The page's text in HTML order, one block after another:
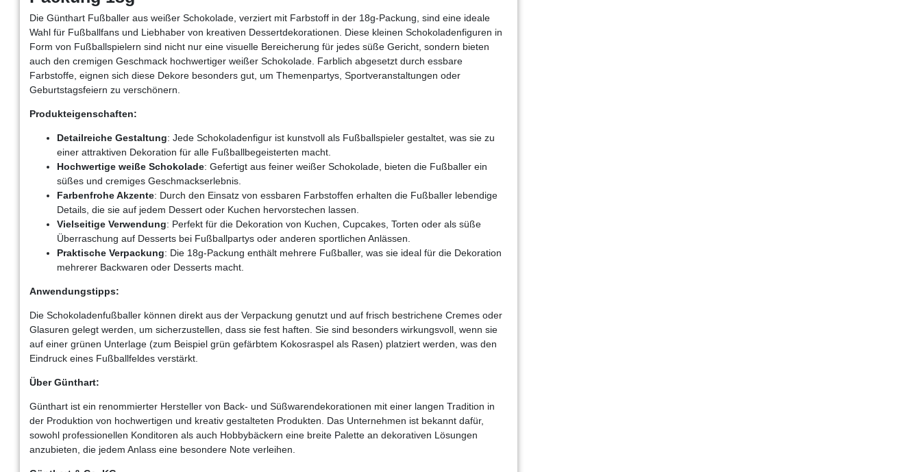
Die Günthart Fußballer aus weißer Schokolade, verziert mit Farbstoff in der 18g-Packung, sind eine ideale
Wahl für Fußballfans und Liebhaber von kreativen Dessertdekorationen. Diese kleinen Schokoladenfiguren in
Form von Fußballspielern sind nicht nur eine visuelle Bereicherung für jedes süße Gericht, sondern bieten
auch den cremigen Geschmack hochwertiger weißer Schokolade. Farblich abgesetzt durch essbare
Farbstoffe, eignen sich diese Dekore besonders gut, um Themenpartys, Sportveranstaltungen oder
Geburtstagsfeiern zu verschönern.
Produkteigenschaften:
Detailreiche Gestaltung: Jede Schokoladenfigur ist kunstvoll als Fußballspieler gestaltet, was sie zu
einer attraktiven Dekoration für alle Fußballbegeisterten macht.
Hochwertige weiße Schokolade: Gefertigt aus feiner weißer Schokolade, bieten die Fußballer ein
süßes und cremiges Geschmackserlebnis.
Farbenfrohe Akzente: Durch den Einsatz von essbaren Farbstoffen erhalten die Fußballer lebendige
Details, die sie auf jedem Dessert oder Kuchen hervorstechen lassen.
Vielseitige Verwendung: Perfekt für die Dekoration von Kuchen, Cupcakes, Torten oder als süße
Überraschung auf Desserts bei Fußballpartys oder anderen sportlichen Anlässen.
Praktische Verpackung: Die 18g-Packung enthält mehrere Fußballer, was sie ideal für die Dekoration
mehrerer Backwaren oder Desserts macht.
Anwendungstipps:
Die Schokoladenfußballer können direkt aus der Verpackung genutzt und auf frisch bestrichene Cremes oder
Glasuren gelegt werden, um sicherzustellen, dass sie fest haften. Sie sind besonders wirkungsvoll, wenn sie
auf einer grünen Unterlage (zum Beispiel grün gefärbtem Kokosraspel als Rasen) platziert werden, was den
Eindruck eines Fußballfeldes verstärkt.
Über Günthart:
Günthart ist ein renommierter Hersteller von Back- und Süßwarendekorationen mit einer langen Tradition in
der Produktion von hochwertigen und kreativ gestalteten Produkten. Das Unternehmen ist bekannt dafür,
sowohl professionellen Konditoren als auch Hobbybäckern eine breite Palette an dekorativen Lösungen
anzubieten, die jedem Anlass eine besondere Note verleihen.